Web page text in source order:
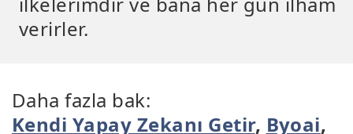
verirler.
Daha fazla bak:
Kendi Yapay Zekanı Getir, Byoai,